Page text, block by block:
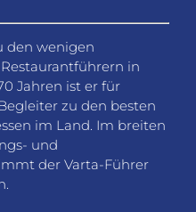
den wenigen
in
Jahren ist er für
zu den besten
im Land. Im breiten
und
der Varta-Führer